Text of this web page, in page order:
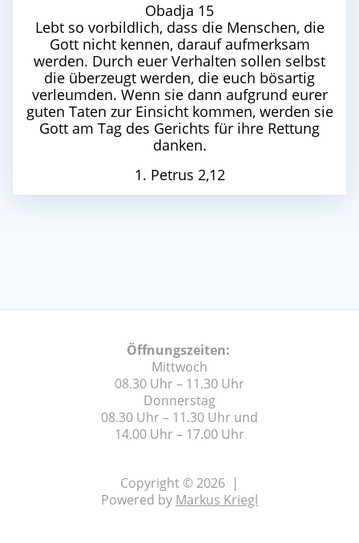
Obadja 15
Lebt so vorbildlich, dass die Menschen, die
Gott nicht kennen, darauf aufmerksam
werden. Durch euer Verhalten sollen selbst
die überzeugt werden, die euch bösartig
verleumden. Wenn sie dann aufgrund eurer
guten Taten zur Einsicht kommen, werden sie
Gott am Tag des Gerichts für ihre Rettung
danken.
1. Petrus 2,12
Öffnungszeiten:
Mittwoch
08.30 Uhr – 11.30 Uhr
Donnerstag
08.30 Uhr – 11.30 Uhr und
14.00 Uhr – 17.00 Uhr
Copyright © 2026 |
Powered by Markus Kriegl